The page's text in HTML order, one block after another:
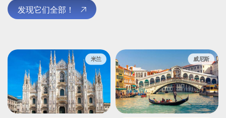
发现它们全部！
米兰 威尼斯